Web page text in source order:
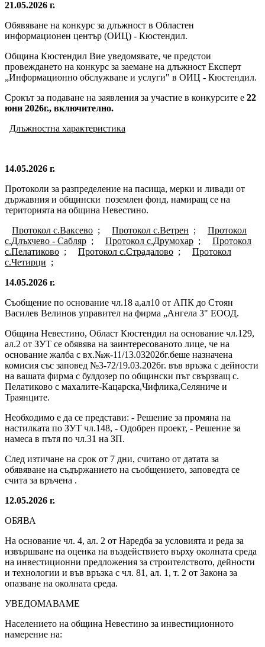
21.05.2026 г.
Обявяване на конкурс за длъжност в Областен
информационен център (ОИЦ) - Кюстендил.
Община Кюстендил Вие уведомявате, че предстои
провеждането на конкурс за заемане на длъжност Експерт
„Информационно обслужване и услуги" в ОИЦ - Кюстендил.
Срокът за подаване на заявления за участие в конкурсите е 22
юни 2026г., включително.
Длъжностна характеристика
14.05.2026 г.
Протоколи за разпределение на пасища, мерки и ливади от
държавния и общински поземлен фонд, намиращ се на
територията на община Невестино.
Протокол с.Ваксево ; Протокол с.Ветрен ;
Протокол
с.Длъхчево - Сабляр ; Протокол с.Друмохар ;
Протокол
с.Пелатиково ; Протокол с.Страдалово ;
Протокол
с.Четирци ;
14.05.2026 г.
Съобщение по основание чл.18 а,ал10 от АПК до Стоян
Василев Велинов управител на фирма „Ангела 3" ЕООД.
Община Невестино, Област Кюстендил на основание чл.129,
ал.2 от ЗУТ се обявява на заинтересованото лице, че на
основание жалба с вх.№ж-11/13.03202бг.беше назначена
комисия със заповед №3-72/19.03.2026г. във връзка с дейности
на вашата фирма с булдозер по общински път свързващ с.
Пелатиково с махалите-Кацарска,Чифлика,Селяниче и
Траянците.
Необходимо е да се представи: - Решение за промяна на
настилката по ЗУТ чл.148, - Одобрен проект, - Решение за
намеса в пътя по чл.31 на ЗП.
След изтичане на срок от 7 дни, считано от датата за
обявяване на съдържанието на съобщението, заповедта се
счита за връчена .
12.05.2026 г.
ОБЯВА
На основание чл. 4, ал. 2 от Наредба за условията и реда за
извършване на оценка на въздействието върху околната среда
на инвестиционни предложения за строителството, дейности
и технологии и във връзка с чл. 81, ал. 1, т. 2 от Закона за
опазване на околната среда.
УВЕДОМАВАМЕ
Населението на община Невестино за инвестиционното
намерение на: